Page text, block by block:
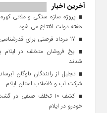
آخرین اخبار
هفته دولت افتتاح می شود
یخ‌ فروشان متخلف در ایلام
شدند
شرکت آب و فاضلاب استان ایلام
کشف ۱۰ تخلف صنفی
خودرو در ایلام